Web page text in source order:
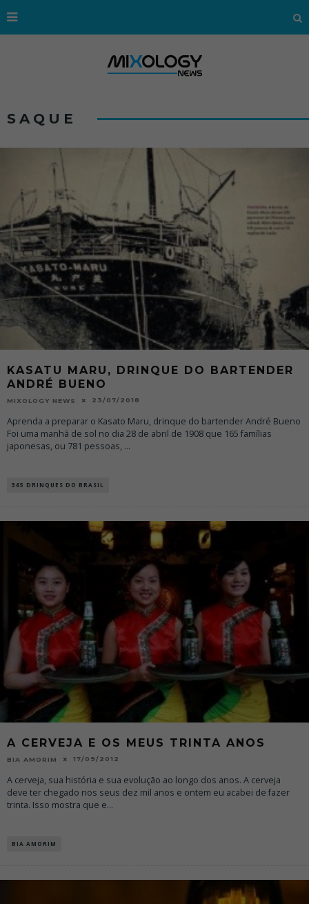
SAQUE
KASATU MARU, DRINQUE DO BARTENDER
ANDRÉ BUENO
MIXOLOGY NEWS 23/07/2018
Aprenda a preparar o Kasato Maru, drinque do bartender André Bueno
Foi uma manhã de sol no dia 28 de abril de 1908 que 165 famílias
japonesas, ou 781 pessoas, ...
365 DRINQUES DO BRASIL
A CERVEJA E OS MEUS TRINTA ANOS
BIA AMORIM 17/09/2012
A cerveja, sua história e sua evolução ao longo dos anos. A cerveja
deve ter chegado nos seus dez mil anos e ontem eu acabei de fazer
trinta. Isso mostra que e...
BIA AMORIM